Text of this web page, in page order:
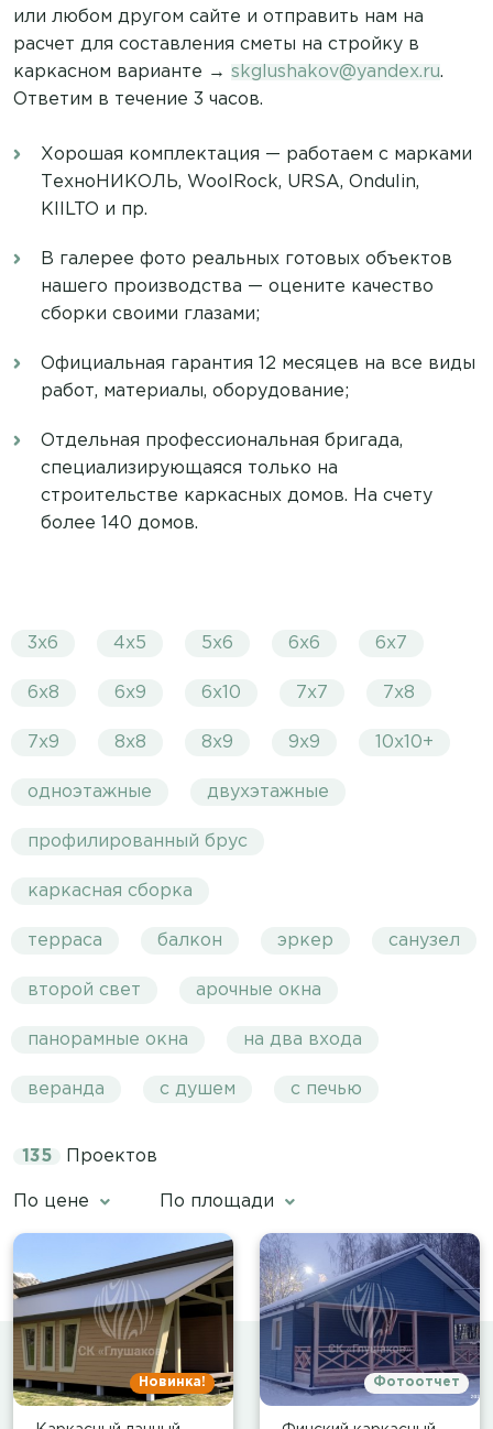
или любом другом сайте и отправить нам на
расчет для составления сметы на стройку в
каркасном варианте → skglushakov@yandex.ru.
Ответим в течение 3 часов.
Хорошая комплектация — работаем с марками
ТехноНИКОЛЬ, WoolRock, URSA, Ondulin,
KIILTO и пр.
В галерее фото реальных готовых объектов
нашего производства — оцените качество
сборки своими глазами;
Официальная гарантия 12 месяцев на все виды
работ, материалы, оборудование;
Отдельная профессиональная бригада,
специализирующаяся только на
строительстве каркасных домов. На счету
более 140 домов.
3х6 4х5 5х6 6х6 6х7
6х8 6х9 6х10 7х7 7х8
7х9 8х8 8х9 9х9 10х10+
одноэтажные двухэтажные
профилированный брус
каркасная сборка
терраса балкон эркер санузел
второй свет арочные окна
панорамные окна на два входа
веранда с душем с печью
135 Проектов
По цене По площади
Новинка! Фотоотчет